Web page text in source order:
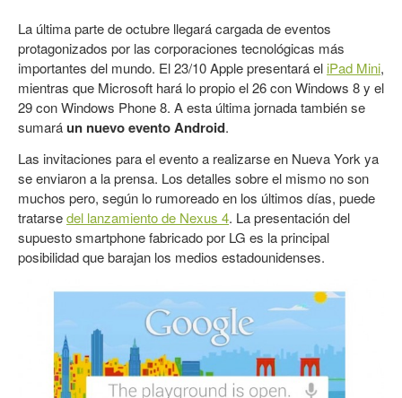
La última parte de octubre llegará cargada de eventos
protagonizados por las corporaciones tecnológicas más
importantes del mundo. El 23/10 Apple presentará el iPad Mini,
mientras que Microsoft hará lo propio el 26 con Windows 8 y el
29 con Windows Phone 8. A esta última jornada también se
sumaráun nuevo evento Android.
Las invitaciones para el evento a realizarse en Nueva York ya
se enviaron a la prensa. Los detalles sobre el mismo no son
muchos pero, según lo rumoreado en los últimos días, puede
tratarsedel lanzamiento de Nexus 4. La presentación del
supuesto smartphone fabricado por LG es la principal
posibilidad que barajan los medios estadounidenses.